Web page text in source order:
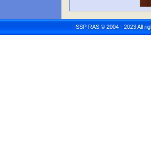
ISSP RAS © 2004 - 2023 All